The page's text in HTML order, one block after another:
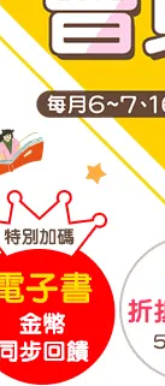
也不可能住得進來
走，似永走之
氛上堪稱舉世最獨
眼，駐足而不